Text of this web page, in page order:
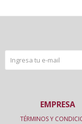
EMPRESA
TÉRMINOS Y